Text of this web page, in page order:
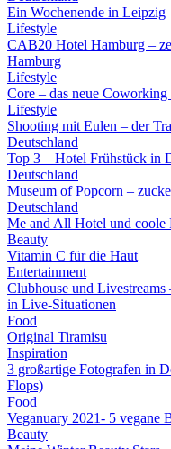
Ein Wochenende in Leipzig
Lifestyle
CAB20 Hotel Hamburg –
Hamburg
Lifestyle
Core – das neue
Lifestyle
Shooting mit Eulen – der
Deutschland
Top 3 – Hotel Frühstück in
Deutschland
Museum of Popcorn –
Deutschland
Me and All Hotel und coole
Beauty
Vitamin C für die Haut
Entertainment
Clubhouse und
in Live-Situationen
Food
Original Tiramisu
Inspiration
3 großartige Fotografen in
Flops)
Food
Veganuary 2021- 5 vegane
Beauty